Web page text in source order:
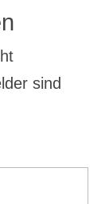
sind